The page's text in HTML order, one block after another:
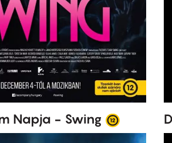
Napja - Swing